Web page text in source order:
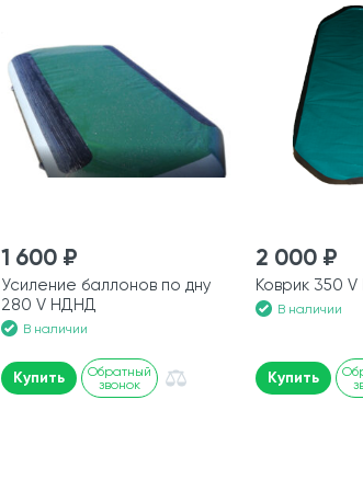
1 600 ₽
Усиление баллонов по дну
280 V НДНД
В наличии
Купить
Обратный
звонок
2 000 ₽
Коврик 350
В наличии
Купить